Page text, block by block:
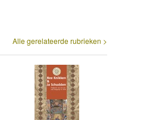
Alle gerelateerde rubrieken >